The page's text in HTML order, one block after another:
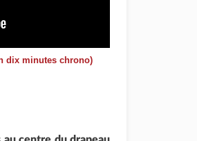
dix minutes chrono)